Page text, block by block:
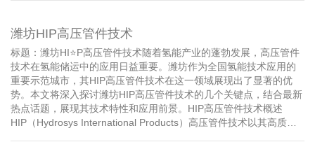
潍坊HIP高压管件技术
标题：潍坊HI⭐️P高压管件技术随着氢能产业的蓬勃发展，高压管件
技术在氢能储运中的应用日益重要。潍坊作为全国氢能技术应用的
重要示范城市，其HIP高压管件技术在这一领域展现出了显著的优
势。本文将深入探讨潍坊HIP高压管件技术的几个关键点，结合最新
热点话题，展现其技术特性和应用前景。HIP高压管件技术概述
HIP（Hydrosys International Products）高压管件技术以其高质…